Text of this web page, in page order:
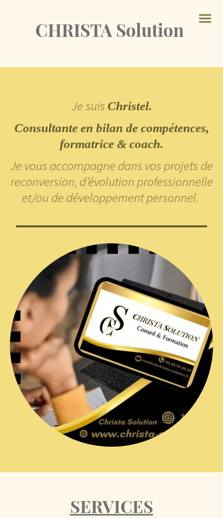
CHRISTA Solution
Je suis Christel.
Consultante en bilan de compétences,
formatrice & coach.
Je vous accompagne dans vos projets de
reconversion, d’évolution professionnelle
et/ou de développement personnel.
SERVICES